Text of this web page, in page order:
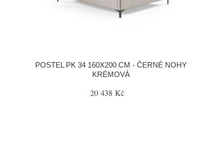
POSTEL PK 34 160X200 CM - ČERNÉ NOHY
KRÉMOVÁ
20 438 Kč